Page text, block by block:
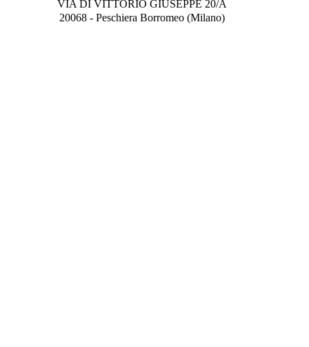
VIA DI VITTORIO GIUSEPPE 20/A
20068 - Peschiera Borromeo (Milano)